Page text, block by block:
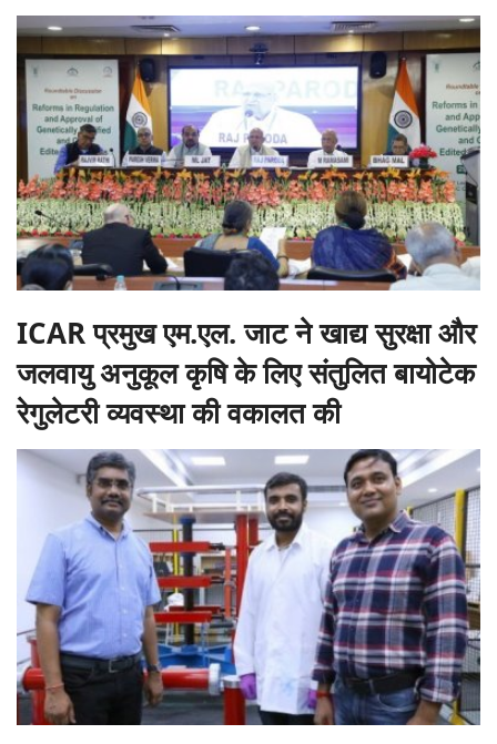
ICAR प्रमुख एम.एल. जाट ने खाद्य सुरक्षा और
जलवायु अनुकूल कृषि के लिए संतुलित बायोटेक
रेगुलेटरी व्यवस्था की वकालत की